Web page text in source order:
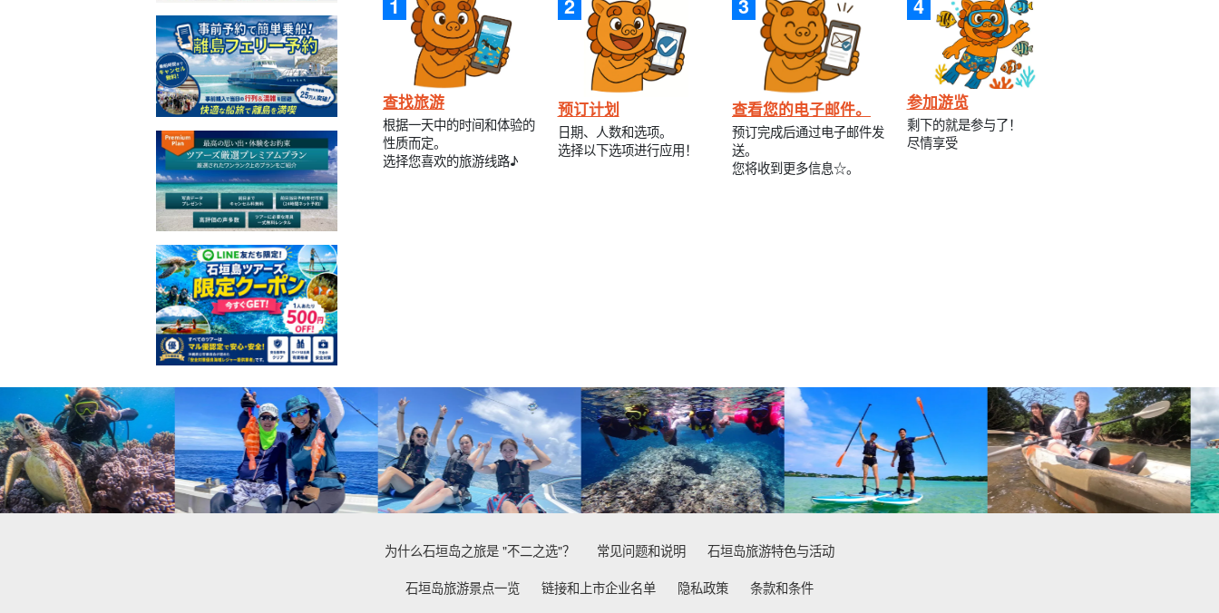
查找旅游
根据一天中的时间和体验的
性质而定。
选择您喜欢的旅游线路♪
预订计划
日期、人数和选项。
选择以下选项进行应用！
查看您的电子邮件。
预订完成后通过电子邮件发
送。
您将收到更多信息☆。
参加游览
剩下的就是参与了！
尽情享受
为什么石垣岛之旅是 "不二之选"？ 常见问题和说明
石垣岛旅游特色与活动
石垣岛旅游景点一览
链接和上市企业名单 隐私政策
条款和条件